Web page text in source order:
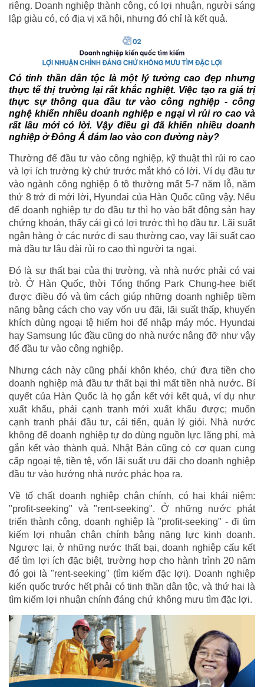
riêng. Doanh nghiệp thành công, có lợi nhuận, người sáng
lập giàu có, có địa vị xã hội, nhưng đó chỉ là kết quả.
Có tinh thần dân tộc là một lý tưởng cao đẹp nhưng
thực tế thị trường lại rất khắc nghiệt. Việc tạo ra giá trị
thực sự thông qua đầu tư vào công nghiệp - công
nghệ khiến nhiều doanh nghiệp e ngại vì rủi ro cao và
rất lâu mới có lời. Vậy điều gì đã khiến nhiều doanh
nghiệp ở Đông Á dám lao vào con đường này?
Thường để đầu tư vào công nghiệp, kỹ thuật thì rủi ro cao
và lợi ích trường kỳ chứ trước mắt khó có lời. Ví dụ đầu tư
vào ngành công nghiệp ô tô thường mất 5-7 năm lỗ, năm
thứ 8 trở đi mới lời, Hyundai của Hàn Quốc cũng vậy. Nếu
để doanh nghiệp tự do đầu tư thì họ vào bất động sản hay
chứng khoán, thấy cái gì có lợi trước thì họ đầu tư. Lãi suất
ngân hàng ở các nước đi sau thường cao, vay lãi suất cao
mà đầu tư lâu dài rủi ro cao thì người ta ngại.
Đó là sự thất bại của thị trường, và nhà nước phải có vai
trò. Ở Hàn Quốc, thời Tổng thống Park Chung-hee biết
được điều đó và tìm cách giúp những doanh nghiệp tiềm
năng bằng cách cho vay vốn ưu đãi, lãi suất thấp, khuyến
khích dùng ngoại tệ hiếm hoi để nhập máy móc. Hyundai
hay Samsung lúc đầu cũng do nhà nước nâng đỡ như vậy
để đầu tư vào công nghiệp.
Nhưng cách này cũng phải khôn khéo, chứ đưa tiền cho
doanh nghiệp mà đầu tư thất bại thì mất tiền nhà nước. Bí
quyết của Hàn Quốc là họ gắn kết với kết quả, ví dụ như
xuất khẩu, phải cạnh tranh mới xuất khẩu được; muốn
cạnh tranh phải đầu tư, cải tiến, quản lý giỏi. Nhà nước
không để doanh nghiệp tự do dùng nguồn lực lãng phí, mà
gắn kết vào thành quả. Nhật Bản cũng có cơ quan cung
cấp ngoại tệ, tiền tệ, vốn lãi suất ưu đãi cho doanh nghiệp
đầu tư vào hướng nhà nước phác họa ra.
Về tố chất doanh nghiệp chân chính, có hai khái niệm:
"profit-seeking" và "rent-seeking". Ở những nước phát
triển thành công, doanh nghiệp là "profit-seeking" - đi tìm
kiếm lợi nhuận chân chính bằng năng lực kinh doanh.
Ngược lại, ở những nước thất bại, doanh nghiệp cấu kết
để tìm lợi ích đặc biệt, trường hợp cho hành trình 20 năm
đó gọi là "rent-seeking" (tìm kiếm đặc lợi). Doanh nghiệp
kiến quốc trước hết phải có tinh thần dân tộc, và thứ hai là
tìm kiếm lợi nhuận chính đáng chứ không mưu tìm đặc lợi.